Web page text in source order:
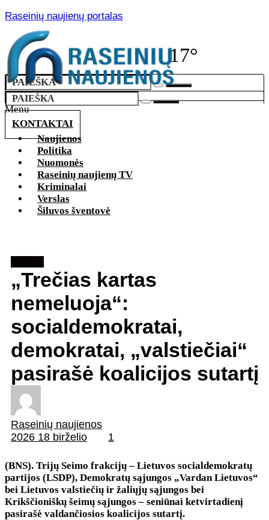
Raseinių naujienų portalas
17°
KONTAKTAI
Menu
Naujienos
Politika
Nuomonės
Raseinių naujienų TV
Kriminalai
Verslas
Šiluvos šventovė
„Trečias kartas
nemeluoja“:
socialdemokratai,
demokratai, „valstiečiai“
pasirašė koalicijos sutartį
Raseinių naujienos
2026 18 birželio
1
(BNS). Trijų Seimo frakcijų – Lietuvos socialdemokratų
partijos (LSDP), Demokratų sąjungos „Vardan Lietuvos“
bei Lietuvos valstiečių ir žaliųjų sąjungos bei
Krikščioniškų šeimų sąjungos – seniūnai ketvirtadienį
pasirašė valdančiosios koalicijos sutartį.